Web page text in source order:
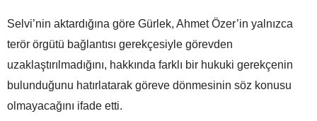
Selvi’nin aktardığına göre Gürlek, Ahmet Özer’in yalnızca
terör örgütü bağlantısı gerekçesiyle görevden
uzaklaştırılmadığını, hakkında farklı bir hukuki gerekçenin
bulunduğunu hatırlatarak göreve dönmesinin söz konusu
olmayacağını ifade etti.